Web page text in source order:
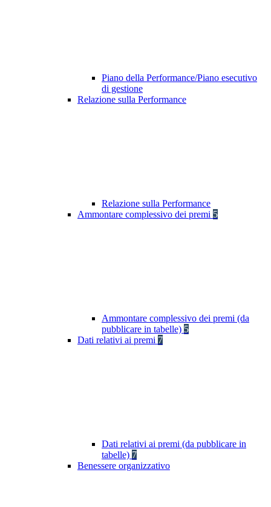
Piano della Performance/Piano esecutivo
di gestione
Relazione sulla Performance
Relazione sulla Performance
Ammontare complessivo dei premi 5
Ammontare complessivo dei premi (da
pubblicare in tabelle) 5
Dati relativi ai premi 7
Dati relativi ai premi (da pubblicare in
tabelle) 7
Benessere organizzativo